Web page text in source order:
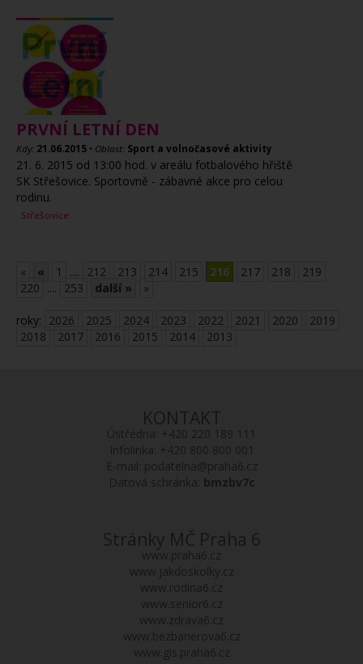
PRVNÍ LETNÍ DEN
Kdy: 21.06.2015 • Oblast: Sport a volnočasové aktivity
21. 6. 2015 od 13:00 hod. v areálu fotbalového hřiště
SK Střešovice. Sportovně - zábavné akce pro celou
rodinu.
Střešovice
« « 1 .... 212 213 214 215 216 217 218
219
220 .... 253 další » »
roky: 2026 2025 2024 2023 2022 2021 2020
2019
2018
2017 2016 2015 2014 2013
KONTAKT
Ústředna: +420 220 189 111
Infolinka: +420 800 800 001
E-mail: podatelna@praha6.cz
Datová schránka: bmzbv7c
Stránky MČ Praha 6
www.praha6.cz
www.jakdoskolky.cz
www.rodina6.cz
www.senior6.cz
www.zdrava6.cz
www.bezbarierova6.cz
www.gis.praha6.cz